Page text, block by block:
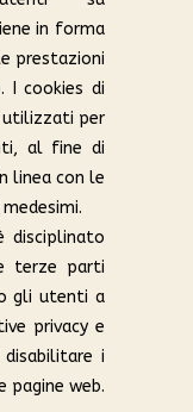
in forma
prestazioni
I cookies di
per
al fine di
linea con le
disciplinato
terze parti
gli utenti a
privacy e
i
pagine web.